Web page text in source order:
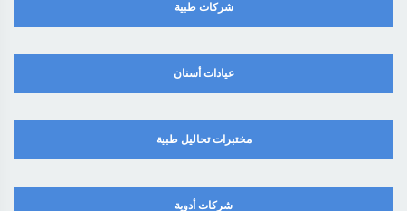
شركات طبية
عيادات أسنان
مختبرات تحاليل طبية
شركات أدوية